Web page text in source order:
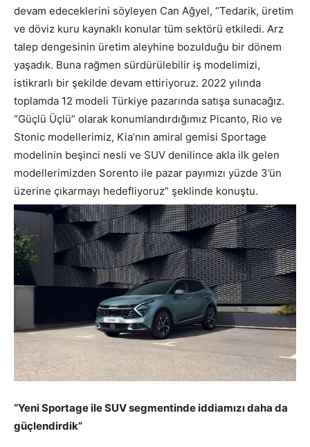
devam edeceklerini söyleyen Can Ağyel, “Tedarik, üretim
ve döviz kuru kaynaklı konular tüm sektörü etkiledi. Arz
talep dengesinin üretim aleyhine bozulduğu bir dönem
yaşadık. Buna rağmen sürdürülebilir iş modelimizi,
istikrarlı bir şekilde devam ettiriyoruz. 2022 yılında
toplamda 12 modeli Türkiye pazarında satışa sunacağız.
“Güçlü Üçlü” olarak konumlandırdığımız Picanto, Rio ve
Stonic modellerimiz, Kia’nın amiral gemisi Sportage
modelinin beşinci nesli ve SUV denilince akla ilk gelen
modellerimizden Sorento ile pazar payımızı yüzde 3’ün
üzerine çıkarmayı hedefliyoruz” şeklinde konuştu.
“Yeni Sportage ile SUV segmentinde iddiamızı daha da
güçlendirdik”